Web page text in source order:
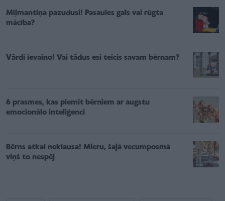
Mīļmantiņa pazudusi! Pasaules gals vai rūgta
mācība?
Vārdi ievaino! Vai tādus esi teicis savam bērnam?
6 prasmes, kas piemīt bērniem ar augstu
emocionālo inteliģenci
Bērns atkal neklausa! Mieru, šajā vecumposmā
viņš to nespēj